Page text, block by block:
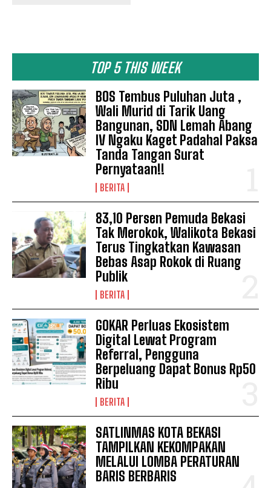
TOP 5 THIS WEEK
BOS Tembus Puluhan Juta ,
Wali Murid di Tarik Uang
Bangunan, SDN Lemah Abang
IV Ngaku Kaget Padahal Paksa
Tanda Tangan Surat
Pernyataan!!
BERITA
83,10 Persen Pemuda Bekasi
Tak Merokok, Walikota Bekasi
Terus Tingkatkan Kawasan
Bebas Asap Rokok di Ruang
Publik
BERITA
GOKAR Perluas Ekosistem
Digital Lewat Program
Referral, Pengguna
Berpeluang Dapat Bonus Rp50
Ribu
BERITA
SATLINMAS KOTA BEKASI
TAMPILKAN KEKOMPAKAN
MELALUI LOMBA PERATURAN
BARIS BERBARIS